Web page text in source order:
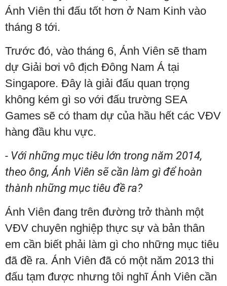
Ánh Viên thi đấu tốt hơn ở Nam Kinh vào
tháng 8 tới.
Trước đó, vào tháng 6, Ánh Viên sẽ tham
dự Giải bơi vô địch Đông Nam Á tại
Singapore. Đây là giải đấu quan trọng
không kém gì so với đấu trường SEA
Games sẽ có tham dự của hầu hết các VĐV
hàng đầu khu vực.
- Với những mục tiêu lớn trong năm 2014,
theo ông, Ánh Viên sẽ cần làm gì để hoàn
thành những mục tiêu đề ra?
Ánh Viên đang trên đường trở thành một
VĐV chuyên nghiệp thực sự và bản thân
em cần biết phải làm gì cho những mục tiêu
đã đề ra. Ánh Viên đã có một năm 2013 thi
đấu tạm được nhưng tôi nghĩ Ánh Viên cần